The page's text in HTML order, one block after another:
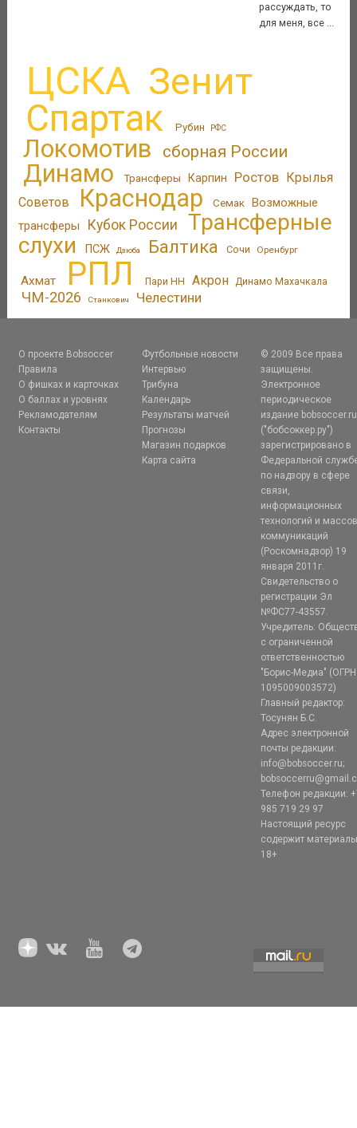
рассуждать, то
для меня, все ...
ЦСКА Зенит
Спартак Рубин РФС
Локомотив сборная России
Динамо Трансферы Карпин Ростов
Крылья
Советов
Краснодар Семак Возможные
трансферы
Кубок России
Трансферные
слухи
ПСЖ Дзюба Балтика Сочи Оренбург
Ахмат РПЛ Пари НН Акрон Динамо Махачкала
ЧМ-2026 Станкович Челестини
О проекте Bobsoccer
Правила
О фишках и карточках
О баллах и уровнях
Рекламодателям
Контакты
Футбольные новости
Интервью
Трибуна
Календарь
Результаты матчей
Прогнозы
Магазин подарков
Карта сайта
© 2009 Все права
защищены.
Электронное
периодическое
издание bobsoccer.ru
("бобсоккер.ру")
зарегистрировано в
Федеральной
по надзору в сфере
связи,
информационных
технологий и
коммуникаций
(Роскомнадзор) 19
января 2011г.
Свидетельство о
регистрации Эл
№ФС77-43557.
Учредитель:
с ограниченной
ответственностью
"Борис-Медиа" (ОГРН
1095009003572)
Главный редактор:
Тосунян Б.С.
Адрес электронной
почты редакции:
info@bobsoccer.ru;
Телефон редакции:
985 719 29 97
Настоящий ресурс
содержит
18+